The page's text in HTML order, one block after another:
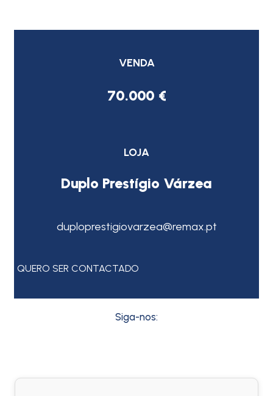
VENDA
70.000 €
LOJA
Duplo Prestígio Várzea
duploprestigiovarzea@remax.pt
QUERO SER CONTACTADO
Siga-nos: